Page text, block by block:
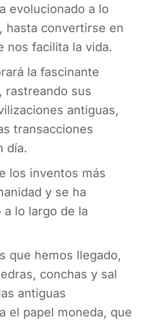
evolucionado a lo
hasta convertirse en
nos facilita la vida.
la fascinante
rastreando sus
antiguas,
transacciones
día.
los inventos más
y se ha
lo largo de la
que hemos llegado,
conchas y sal
antiguas
el papel moneda, que